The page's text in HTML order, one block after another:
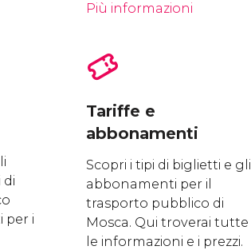
Più informazioni
di
per i
Tariffe e
abbonamenti
Scopri i tipi di biglietti e gli
abbonamenti per il
trasporto pubblico di
Mosca. Qui troverai tutte
le informazioni e i prezzi.